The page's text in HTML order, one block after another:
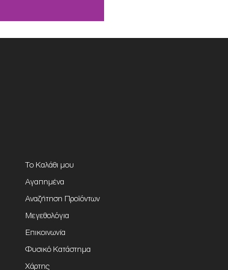
Το Καλάθι μου
Αγαπημένα
Αναζήτηση Προϊόντων
Μεγεθολόγια
Επικοινωνία
Φυσικό Κατάστημα
Χάρτης